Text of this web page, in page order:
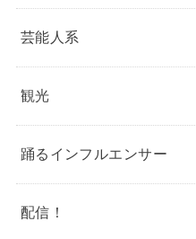
芸能人系
観光
踊るインフルエンサー
配信！